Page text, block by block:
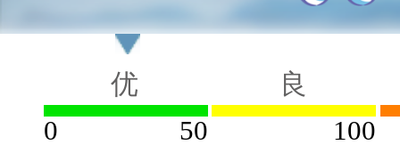
0
优
50
良
100